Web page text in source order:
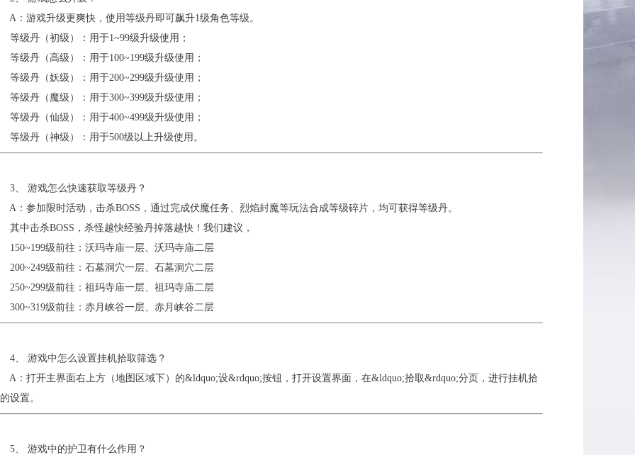
：游戏升级更爽快，使用等级丹即可飙升1级角色等级。
级丹（初级）：用于1~99级升级使用；
级丹（高级）：用于100~199级升级使用；
级丹（妖级）：用于200~299级升级使用；
级丹（魔级）：用于300~399级升级使用；
级丹（仙级）：用于400~499级升级使用；
级丹（神级）：用于500级以上升级使用。
游戏怎么快速获取等级丹？
：参加限时活动，击杀BOSS，通过完成伏魔任务、烈焰封魔等玩法合成等级碎片，均可获得等级丹。
中击杀BOSS，杀怪越快经验丹掉落越快！我们建议，
级前往：沃玛寺庙一层、沃玛寺庙二层
级前往：石墓洞穴一层、石墓洞穴二层
级前往：祖玛寺庙一层、祖玛寺庙二层
级前往：赤月峡谷一层、赤月峡谷二层
游戏中怎么设置挂机拾取筛选？
：打开主界面右上方（地图区域下）的&ldquo;设&rdquo;按钮，打开设置界面，在&ldquo;拾取&rdquo;分页，进行挂机拾
设置。
游戏中的护卫有什么作用？